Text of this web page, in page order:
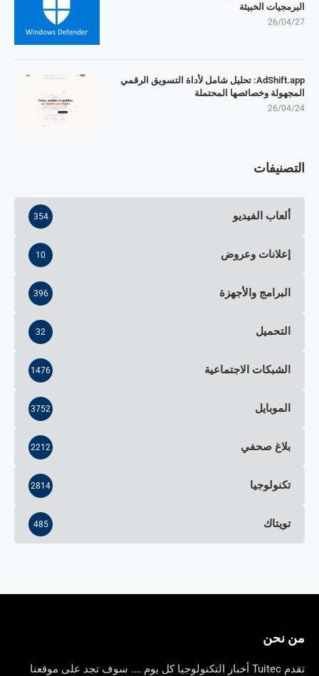
البرمجيات الخبيثة
26/04/27
AdShift.app: تحليل شامل لأداة التسويق الرقمي
المجهولة وخصائصها المحتملة
26/04/24
التصنيفات
ألعاب الفيديو 354
إعلانات وعروض 10
البرامج والأجهزة 396
التحميل 32
الشبكات الاجتماعية 1476
الموبايل 3752
بلاغ صحفي 2212
تكنولوجيا 2814
تويتاك 485
من نحن
تقدم Tuitec أخبار التكنولوجيا كل يوم …. سوف تجد على موقعنا